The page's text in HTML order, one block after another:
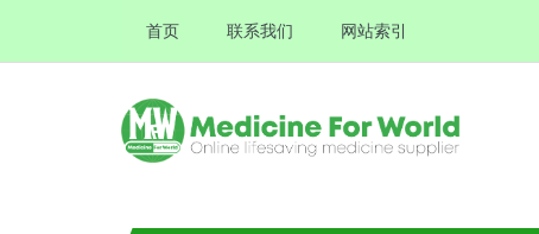
首页 联系我们 网站索引